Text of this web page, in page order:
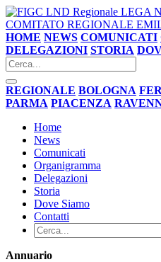
LEGA
COMITATO REGIONALE
HOME NEWS COMUNICATI
DELEGAZIONI STORIA
REGIONALE BOLOGNA
PARMA PIACENZA
Home
News
Comunicati
Organigramma
Delegazioni
Storia
Dove Siamo
Contatti
Annuario